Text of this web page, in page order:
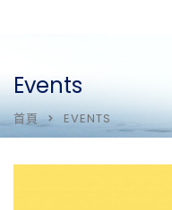
Events
首頁 EVENTS